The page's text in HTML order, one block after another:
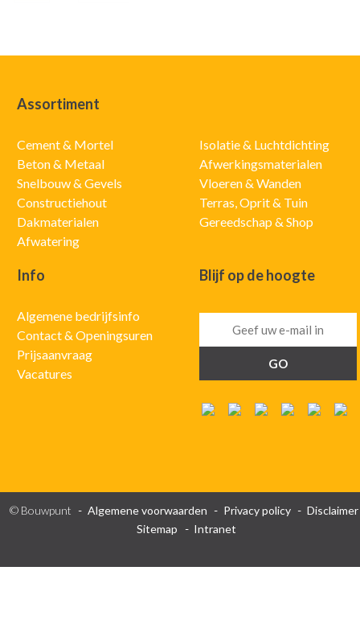
Assortiment
Cement & Mortel
Beton & Metaal
Snelbouw & Gevels
Constructiehout
Dakmaterialen
Afwatering
Isolatie & Luchtdichting
Afwerkingsmaterialen
Vloeren & Wanden
Terras, Oprit & Tuin
Gereedschap & Shop
Info
Algemene bedrijfsinfo
Contact & Openingsuren
Prijsaanvraag
Vacatures
Blijf op de hoogte
© Bouwpunt Algemene voorwaarden Privacy policy
Disclaimer
Sitemap
Intranet